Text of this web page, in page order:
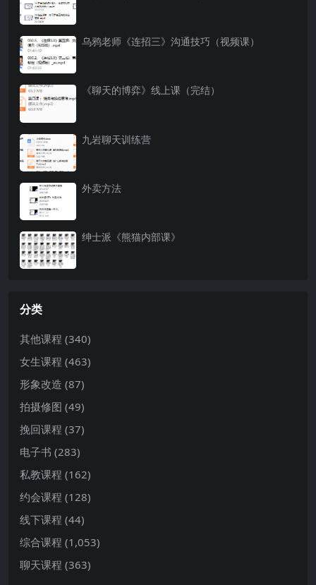
乌鸦老师《连招三》沟通技巧（视频课）
《聊天的博弈》线上课（完结）
九岩聊天训练营
外卖方法
绅士派《熊猫内部课》
分类
其他课程 (340)
女生课程 (463)
形象改造 (87)
拍摄修图 (49)
挽回课程 (37)
电子书 (283)
私教课程 (162)
约会课程 (128)
线下课程 (44)
综合课程 (1,053)
聊天课程 (363)